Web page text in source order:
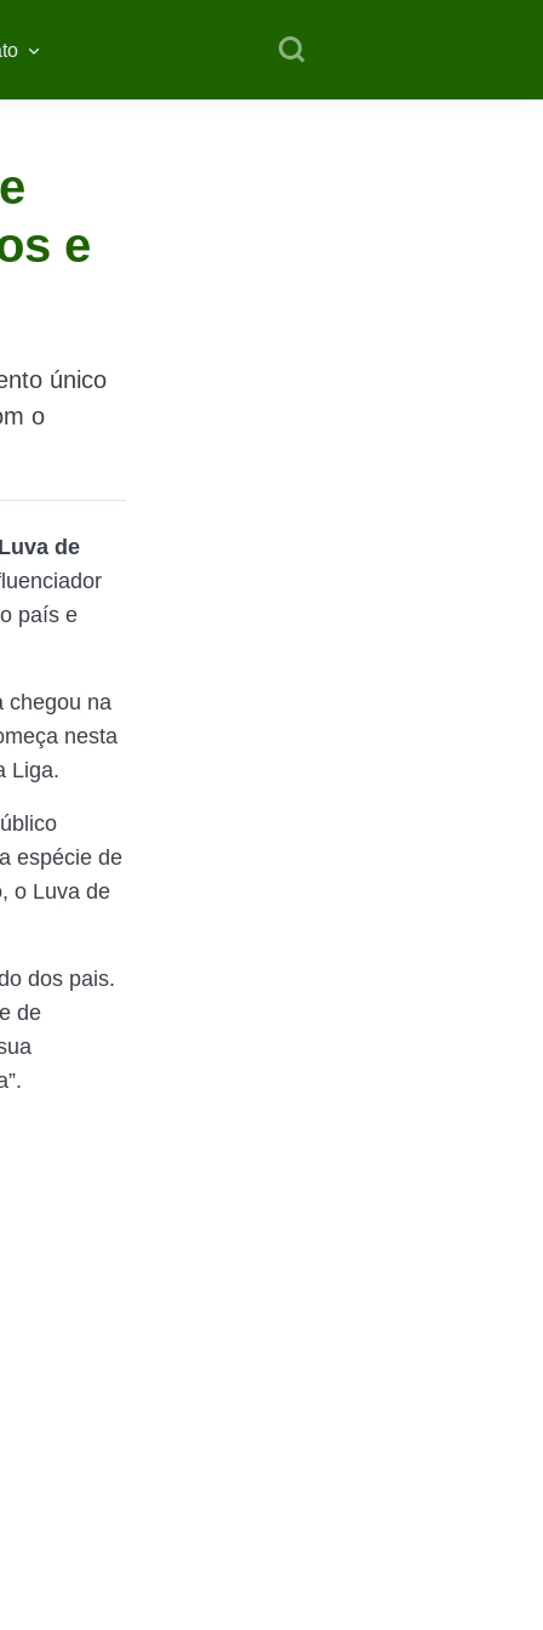
e
único
o
Luva de
país e
chegou na
nesta
Liga.
espécie de
o Luva de
dos pais.
de